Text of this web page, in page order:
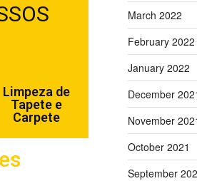
Limpeza de
Tapete e
Carpete
March 2022
February 2022
January 2022
December
November
October 2021
September